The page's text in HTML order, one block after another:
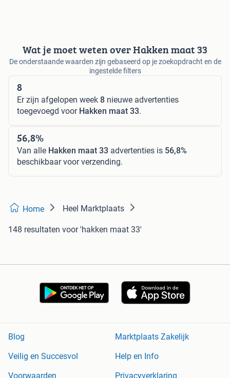
Wat je moet weten over Hakken maat 33
De onderstaande waarden zijn gebaseerd op je zoekopdracht en de
ingestelde filters
8
Er zijn afgelopen week 8 nieuwe advertenties
toegevoegd voor Hakken maat 33.
56,8%
Van alle Hakken maat 33 advertenties is 56,8%
beschikbaar voor verzending.
Home Heel Marktplaats
148 resultaten voor 'hakken maat 33'
Blog
Marktplaats Zakelijk
Veilig en Succesvol
Help en Info
Voorwaarden
Privacyverklaring